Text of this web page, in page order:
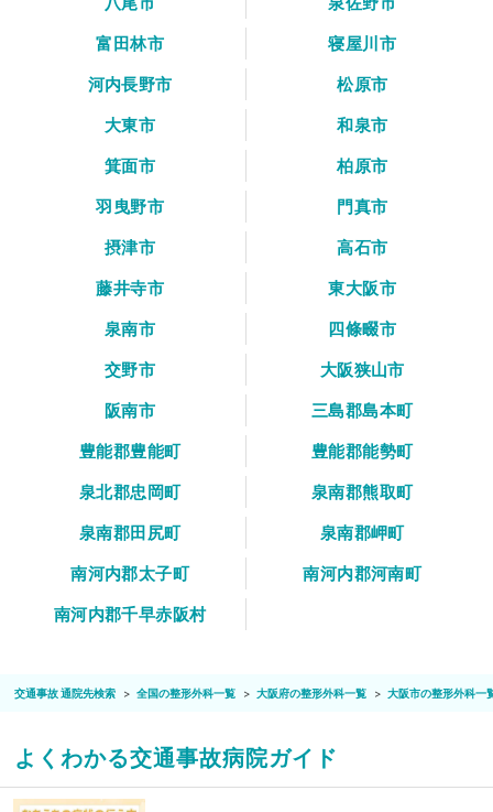
富田林市
寝屋川市
河内長野市
松原市
大東市
和泉市
箕面市
柏原市
羽曳野市
門真市
摂津市
高石市
藤井寺市
東大阪市
泉南市
四條畷市
交野市
大阪狭山市
阪南市
三島郡島本町
豊能郡豊能町
豊能郡能勢町
泉北郡忠岡町
泉南郡熊取町
泉南郡田尻町
泉南郡岬町
南河内郡太子町
南河内郡河南町
南河内郡千早赤阪村
交通事故 通院先検索 全国の整形外科一覧 大阪府の整形外科一覧 大阪市の整形外科一
よくわかる交通事故病院ガイド